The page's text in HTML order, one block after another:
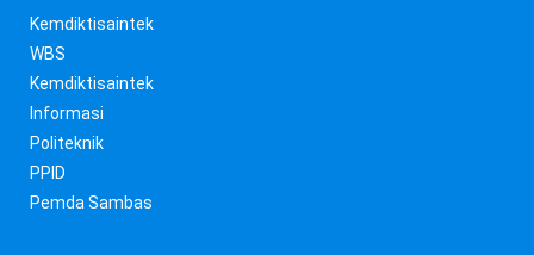
Kemdiktisaintek
WBS
Kemdiktisaintek
Informasi
Politeknik
PPID
Pemda Sambas